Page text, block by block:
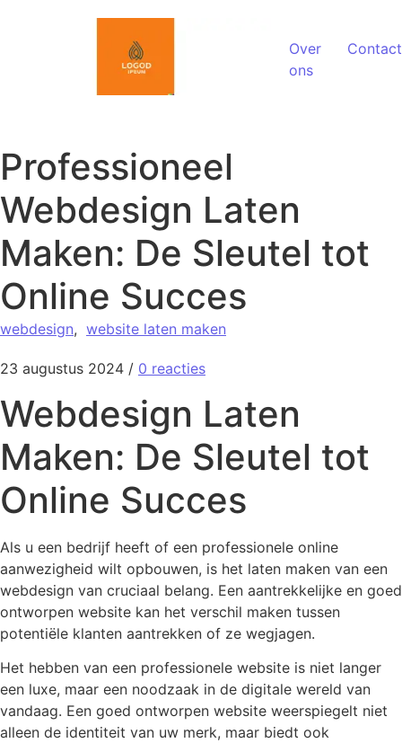
Over
ons
Contact
Professioneel
Webdesign Laten
Maken: De Sleutel tot
Online Succes
webdesign, website laten maken
23 augustus 2024 / 0 reacties
Webdesign Laten
Maken: De Sleutel tot
Online Succes
Als u een bedrijf heeft of een professionele online
aanwezigheid wilt opbouwen, is het laten maken van een
webdesign van cruciaal belang. Een aantrekkelijke en goed
ontworpen website kan het verschil maken tussen
potentiële klanten aantrekken of ze wegjagen.
Het hebben van een professionele website is niet langer
een luxe, maar een noodzaak in de digitale wereld van
vandaag. Een goed ontworpen website weerspiegelt niet
alleen de identiteit van uw merk, maar biedt ook